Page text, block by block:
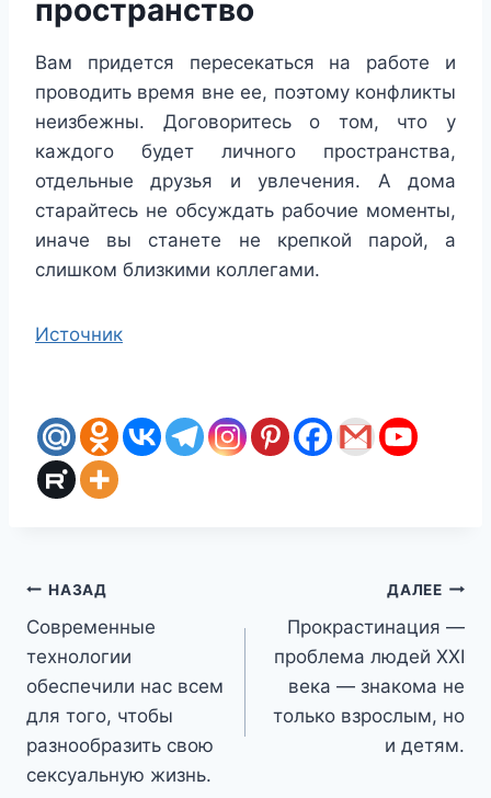
пространство
Вам придется пересекаться на работе и
проводить время вне ее, поэтому конфликты
неизбежны. Договоритесь о том, что у
каждого будет личного пространства,
отдельные друзья и увлечения. А дома
старайтесь не обсуждать рабочие моменты,
иначе вы станете не крепкой парой, а
слишком близкими коллегами.
Источник
Навигация
по
записям
НАЗАД
Современные
технологии
обеспечили нас всем
для того, чтобы
разнообразить свою
сексуальную жизнь.
ДАЛЕЕ
Прокрастинация —
проблема людей XXI
века — знакома не
только взрослым, но
и детям.